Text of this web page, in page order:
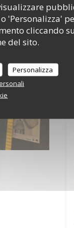
'Personalizza'
cliccando
del sito.
Personalizza